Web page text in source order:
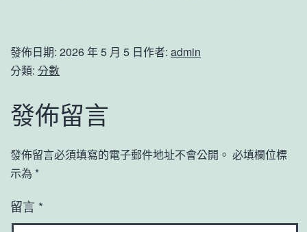
發佈日期: 2026 年 5 月 5 日作者: admin
分類: 分數
發佈留言
發佈留言必須填寫的電子郵件地址不會公開。 必填欄位標
示為 *
留言 *